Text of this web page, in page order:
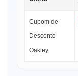
Cupom de
Desconto
Oakley